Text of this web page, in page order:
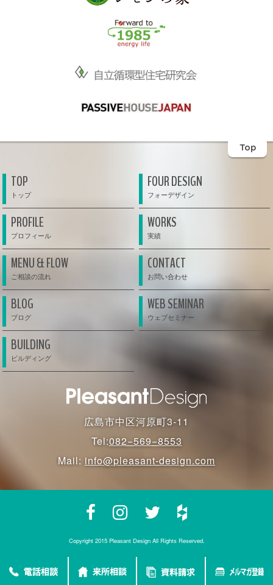
Top
TOP FOUR DESIGN
PROFILE WORKS
MENU & FLOW CONTACT
BLOG WEB SEMINAR
BUILDING
広島市中区河原町3-11
Tel:082−569−8553
Mail: info@pleasant-design.com
Copyright 2015 Pleasant Design All Rights Reserved.